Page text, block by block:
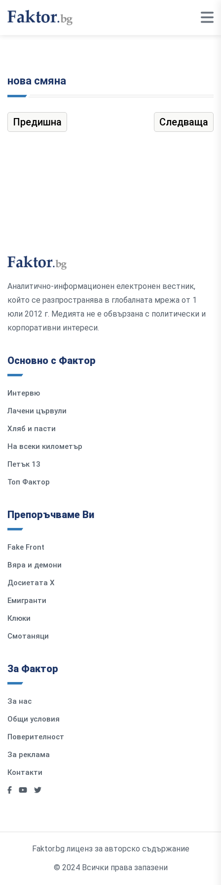
нова смяна
Предишна Следваща
Аналитично-информационен електронен вестник,
който се разпространява в глобалната мрежа от 1
юли 2012 г. Медията не е обвързана с политически и
корпоративни интереси.
Основно с Фактор
Интервю
Лачени цървули
Хляб и пасти
На всеки километър
Петък 13
Топ Фактор
Препоръчваме Ви
Fake Front
Вяра и демони
Досиетата Х
Емигранти
Клюки
Смотаняци
За Фактор
За нас
Общи условия
Поверителност
За реклама
Контакти
Faktor.bg лиценз за авторско съдържание
© 2024 Всички права запазени